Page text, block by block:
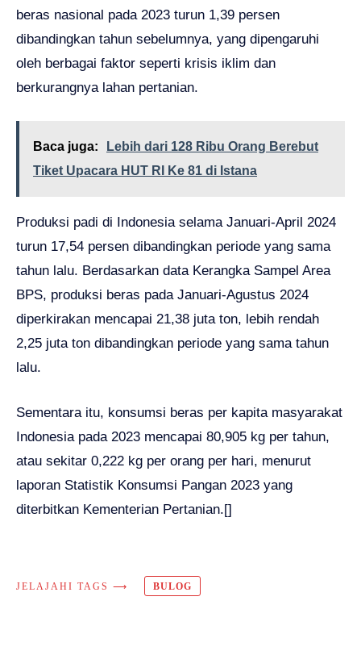
beras nasional pada 2023 turun 1,39 persen
dibandingkan tahun sebelumnya, yang dipengaruhi
oleh berbagai faktor seperti krisis iklim dan
berkurangnya lahan pertanian.
Baca juga:
Lebih dari 128 Ribu Orang Berebut
Tiket Upacara HUT RI Ke 81 di Istana
Produksi padi di Indonesia selama Januari-April 2024
turun 17,54 persen dibandingkan periode yang sama
tahun lalu. Berdasarkan data Kerangka Sampel Area
BPS, produksi beras pada Januari-Agustus 2024
diperkirakan mencapai 21,38 juta ton, lebih rendah
2,25 juta ton dibandingkan periode yang sama tahun
lalu.
Sementara itu, konsumsi beras per kapita masyarakat
Indonesia pada 2023 mencapai 80,905 kg per tahun,
atau sekitar 0,222 kg per orang per hari, menurut
laporan Statistik Konsumsi Pangan 2023 yang
diterbitkan Kementerian Pertanian.[]
JELAJAHI TAGS ⟶ BULOG